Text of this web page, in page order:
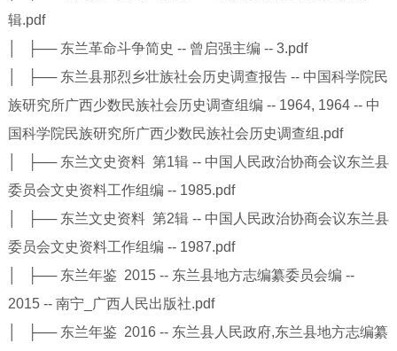
辑.pdf
│ ├── 东兰革命斗争简史 -- 曾启强主编 -- 3.pdf
│ ├── 东兰县那烈乡壮族社会历史调查报告 -- 中国科学院民
族研究所广西少数民族社会历史调查组编 -- 1964, 1964 -- 中
国科学院民族研究所广西少数民族社会历史调查组.pdf
│ ├── 东兰文史资料 第1辑 -- 中国人民政治协商会议东兰县
委员会文史资料工作组编 -- 1985.pdf
│ ├── 东兰文史资料 第2辑 -- 中国人民政治协商会议东兰县
委员会文史资料工作组编 -- 1987.pdf
│ ├── 东兰年鉴 2015 -- 东兰县地方志编纂委员会编 --
2015 -- 南宁_广西人民出版社.pdf
│ ├── 东兰年鉴 2016 -- 东兰县人民政府,东兰县地方志编纂